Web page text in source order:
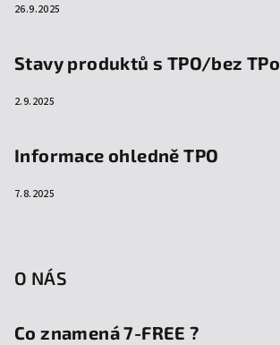
26.9.2025
Stavy produktů s TPO/bez TPo
2.9.2025
Informace ohledně TPO
7.8.2025
O NÁS
Co znamená 7-FREE ?